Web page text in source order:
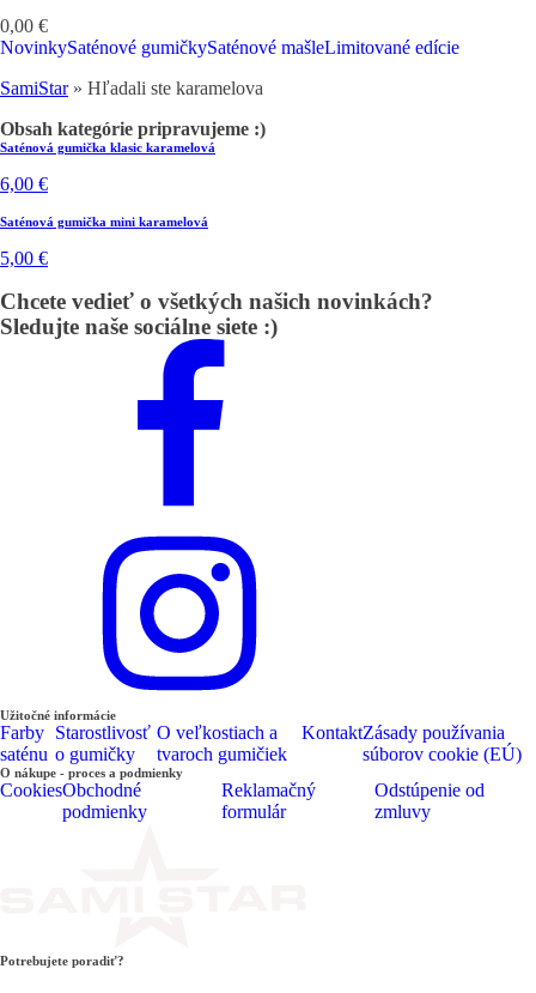
0,00 €
NovinkySaténové gumičkySaténové mašleLimitované edície
SamiStar» Hľadali ste karamelova
Obsah kategórie pripravujeme :)
Saténová gumička klasic karamelová
6,00 €
Saténová gumička mini karamelová
5,00 €
Chcete vedieť o všetkých našich novinkách?
Sledujte naše sociálne siete :)
Užitočné informácie
Farby
saténu
Starostlivosť
o gumičky
O veľkostiach a
tvaroch gumičiek
KontaktZásady používania
súborov cookie (EÚ)
O nákupe - proces a podmienky
CookiesObchodné
podmienky
Reklamačný
formulár
Odstúpenie od
zmluvy
Potrebujete poradiť?